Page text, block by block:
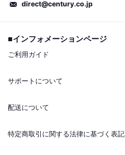
direct@century.co.jp
■インフォメーションページ
ご利用ガイド
サポートについて
配送について
特定商取引に関する法律に基づく表記